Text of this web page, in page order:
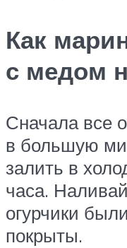
Как
с медом
Сначала все
в большую
залить в
часа.
огурчики
покрыты.